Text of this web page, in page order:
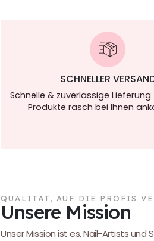
SCHNELLER
Schnelle & zuverlässige
Produkte rasch bei Ihnen
QUALITÄT, AUF DIE PROFIS
Unsere Mission
Unser Mission ist es, Nail-Artists und